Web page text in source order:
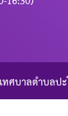
ศบาลตำบลป